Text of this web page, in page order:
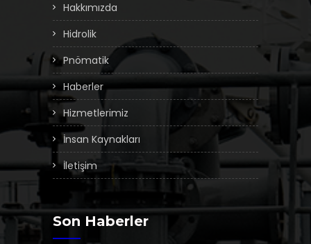
Hakkımızda
Hidrolik
Pnömatik
Haberler
Hizmetlerimiz
İnsan Kaynakları
İletişim
Son Haberler